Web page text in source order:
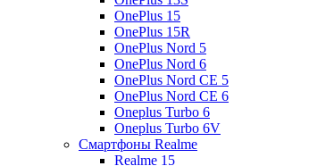
OnePlus 15
OnePlus 15R
OnePlus Nord 5
OnePlus Nord 6
OnePlus Nord CE 5
OnePlus Nord CE 6
Oneplus Turbo 6
Oneplus Turbo 6V
Смартфоны Realme
Realme 15